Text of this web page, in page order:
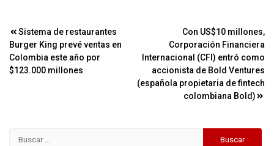
Navegación
de
entradas
Sistema de restaurantes
Burger King prevé ventas en
Colombia este año por
$123.000 millones
Con US$10 millones,
Corporación Financiera
Internacional (CFI) entró como
accionista de Bold Ventures
(española propietaria de fintech
colombiana Bold)